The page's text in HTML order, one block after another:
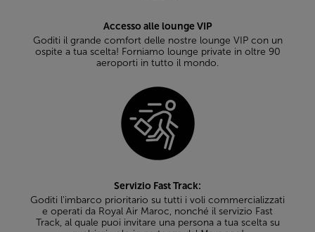
Accesso alle lounge VIP
Goditi il grande comfort delle nostre lounge VIP con un
ospite a tua scelta! Forniamo lounge private in oltre 90
aeroporti in tutto il mondo.
Servizio Fast Track:
Goditi l'imbarco prioritario su tutti i voli commercializzati
e operati da Royal Air Maroc, nonché il servizio Fast
Track, al quale puoi invitare una persona a tua scelta su